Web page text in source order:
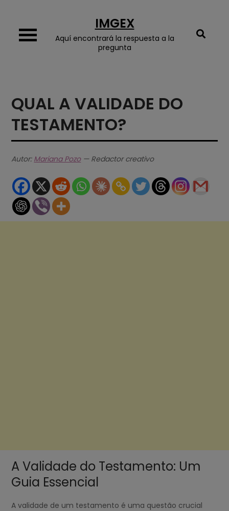
content
IMGEX
Aquí encontrará la respuesta a la
pregunta
QUAL A VALIDADE DO
TESTAMENTO?
Autor: Mariana Pozo— Redactor creativo
A Validade do Testamento: Um
Guia Essencial
A validade de um testamento é uma questão crucial